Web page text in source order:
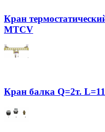
Кран
MTCV
Кран балка Q=2т.